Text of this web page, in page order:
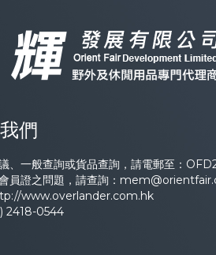
們
、一般查詢或貨品查詢，請電郵至：
員證之問題，請查詢：
www.overlander.com.hk
2418-0544